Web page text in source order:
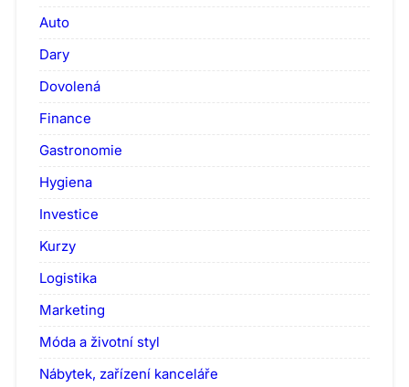
Auto
Dary
Dovolená
Finance
Gastronomie
Hygiena
Investice
Kurzy
Logistika
Marketing
Móda a životní styl
Nábytek, zařízení kanceláře